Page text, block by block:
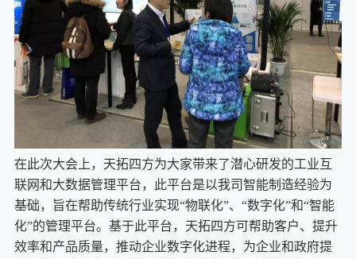
在此次大会上，天拓四方为大家带来了潜心研发的工业互
联网和大数据管理平台，此平台是以我司智能制造经验为
基础，旨在帮助传统行业实现“物联化”、“数字化”和“智能
化”的管理平台。基于此平台，天拓四方可帮助客户、提升
效率和产品质量，推动企业数字化进程，为企业和政府提